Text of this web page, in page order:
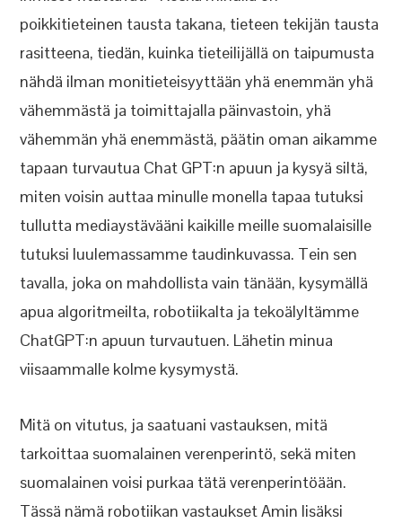
poikkitieteinen tausta takana, tieteen tekijän tausta
rasitteena, tiedän, kuinka tieteilijällä on taipumusta
nähdä ilman monitieteisyyttään yhä enemmän yhä
vähemmästä ja toimittajalla päinvastoin, yhä
vähemmän yhä enemmästä, päätin oman aikamme
tapaan turvautua Chat GPT:n apuun ja kysyä siltä,
miten voisin auttaa minulle monella tapaa tutuksi
tullutta mediaystävääni kaikille meille suomalaisille
tutuksi luulemassamme taudinkuvassa. Tein sen
tavalla, joka on mahdollista vain tänään, kysymällä
apua algoritmeilta, robotiikalta ja tekoälyltämme
ChatGPT:n apuun turvautuen. Lähetin minua
viisaammalle kolme kysymystä.
Mitä on vitutus, ja saatuani vastauksen, mitä
tarkoittaa suomalainen verenperintö, sekä miten
suomalainen voisi purkaa tätä verenperintöään.
Tässä nämä robotiikan vastaukset Amin lisäksi